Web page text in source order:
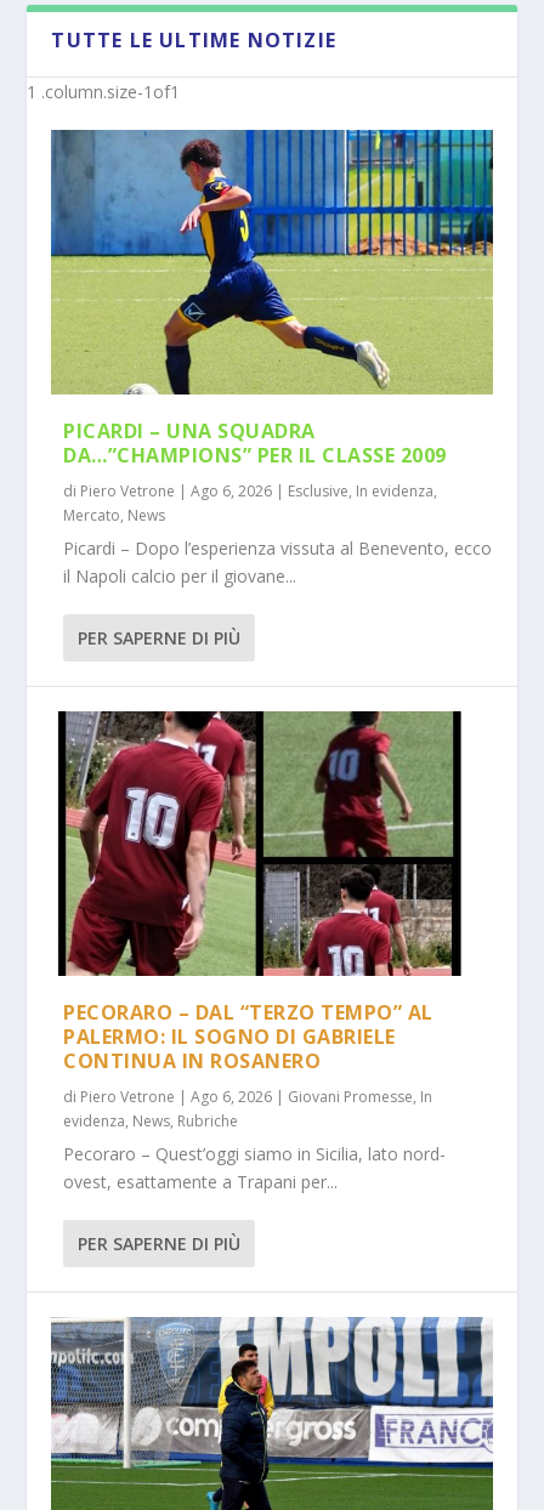
PECORARO – DAL “TERZO TEMPO” AL ...
MISTER MICHELE SACCO (INTERVISTA):”10
ANNI C...
TUTTE LE ULTIME NOTIZIE
PICARDI – UNA SQUADRA
DA…”CHAMPIONS” PER IL CLASSE 2009
di Piero Vetrone |Ago 6, 2026 | Esclusive, In evidenza,
Mercato, News
Picardi – Dopo l’esperienza vissuta al Benevento, ecco
il Napoli calcio per il giovane...
PER SAPERNE DI PIÙ
PECORARO – DAL “TERZO TEMPO” AL
PALERMO: IL SOGNO DI GABRIELE
CONTINUA IN ROSANERO
di Piero Vetrone |Ago 6, 2026 | Giovani Promesse, In
evidenza, News, Rubriche
Pecoraro – Quest’oggi siamo in Sicilia, lato nord-
ovest, esattamente a Trapani per...
PER SAPERNE DI PIÙ